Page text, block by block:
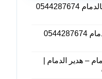
تسليك مجاري الحمامات بالدمام 0544287674
تسليك مجاري المطبخ بالدمام 0544287674
– هدير الدمام |